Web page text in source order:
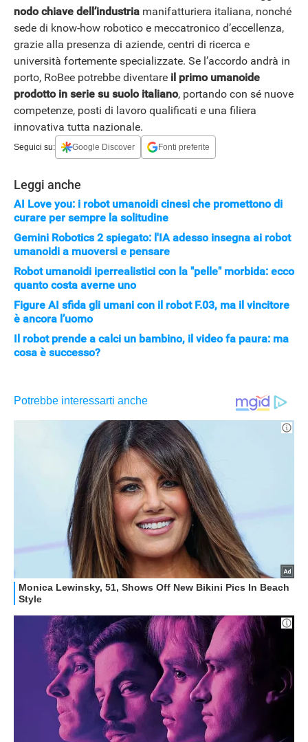
nodo chiave dell’industria manifatturiera italiana, nonché
sede di know-how robotico e meccatronico d’eccellenza,
grazie alla presenza di aziende, centri di ricerca e
università fortemente specializzate. Se l’accordo andrà in
porto, RoBee potrebbe diventare il primo umanoide
prodotto in serie su suolo italiano, portando con sé nuove
competenze, posti di lavoro qualificati e una filiera
innovativa tutta nazionale.
Seguici su: Google Discover Fonti preferite
Leggi anche
AI Love you: i robot umanoidi cinesi che promettono di
curare per sempre la solitudine
Gemini Robotics 2 spiegato: l'IA adesso insegna ai robot
umanoidi a muoversi e pensare
Robot umanoidi iperrealistici con la "pelle" morbida: ecco
quanto costa averne uno
Figure AI sfida gli umani con il robot F.03, ma il vincitore
è ancora l’uomo
Il robot prende a calci un bambino, il video fa paura: ma
cosa è successo?